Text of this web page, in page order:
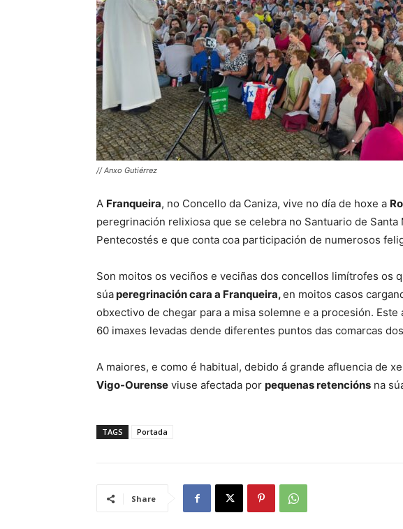
// Anxo Gutiérrez
A Franqueira, no Concello da Caniza, vive no día de hoxe a
peregrinación relixiosa que se celebra no Santuario de Santa
Pentecostés e que conta coa participación de numerosos
Son moitos os veciños e veciñas dos concellos limítrofes os
súaperegrinación cara a Franqueira,en moitos casos
obxectivo de chegar para a misa solemne e a procesión.
60 imaxes levadas dende diferentes puntos das comarcas
A maiores, e como é habitual, debido á grande afluencia de
Vigo-Ourense viuse afectada por pequenas retencións na
TAGS Portada
Share